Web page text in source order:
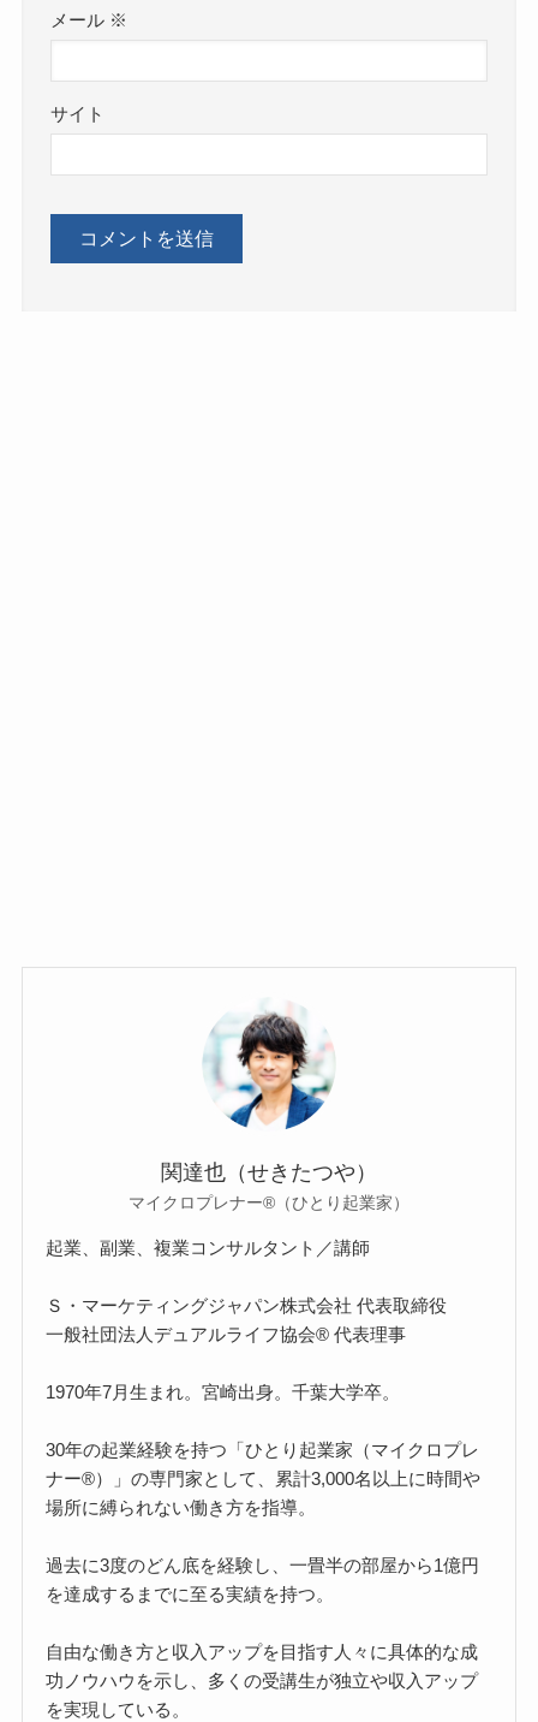
メール ※
サイト
関達也（せきたつや）
マイクロプレナー®（ひとり起業家）
起業、副業、複業コンサルタント／講師
Ｓ・マーケティングジャパン株式会社 代表取締役
一般社団法人デュアルライフ協会® 代表理事
1970年7月生まれ。宮崎出身。千葉大学卒。
30年の起業経験を持つ「ひとり起業家（マイクロプレ
ナー®）」の専門家として、累計3,000名以上に時間や
場所に縛られない働き方を指導。
過去に3度のどん底を経験し、一畳半の部屋から1億円
を達成するまでに至る実績を持つ。
自由な働き方と収入アップを目指す人々に具体的な成
功ノウハウを示し、多くの受講生が独立や収入アップ
を実現している。